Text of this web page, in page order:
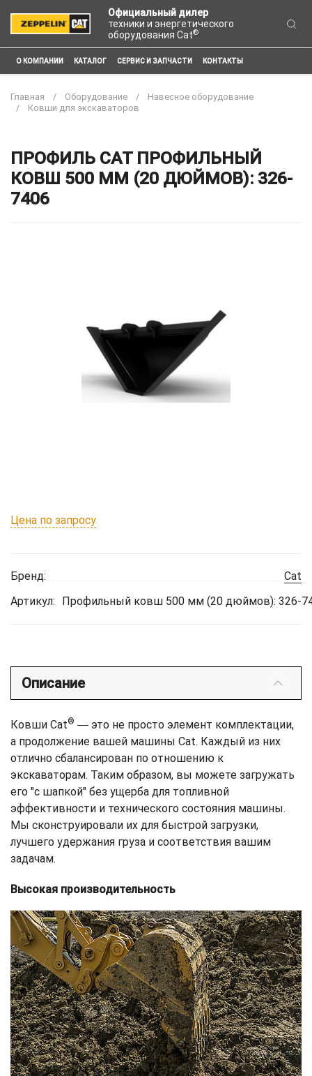
Официальный дилер
техники и энергетического
оборудования Cat®
О КОМПАНИИ КАТАЛОГ СЕРВИС И ЗАПЧАСТИ КОНТАКТЫ
Главная Оборудование
Навесное оборудование
Ковши для экскаваторов
ПРОФИЛЬ CAT ПРОФИЛЬНЫЙ
КОВШ 500 ММ (20 ДЮЙМОВ): 326-
7406
Цена по запросу
Бренд:
Cat
Артикул:
Профильный ковш 500 мм (20 дюймов): 326-
Описание
Ковши Cat® ― это не просто элемент комплектации,
а продолжение вашей машины Cat. Каждый из них
отлично сбалансирован по отношению к
экскаваторам. Таким образом, вы можете загружать
его "с шапкой" без ущерба для топливной
эффективности и технического состояния машины.
Мы сконструировали их для быстрой загрузки,
лучшего удержания груза и соответствия вашим
задачам.
Высокая производительность